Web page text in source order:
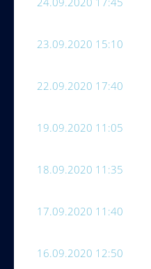
23.09.2020 15:10
22.09.2020 17:40
19.09.2020 11:05
18.09.2020 11:35
17.09.2020 11:40
16.09.2020 12:50